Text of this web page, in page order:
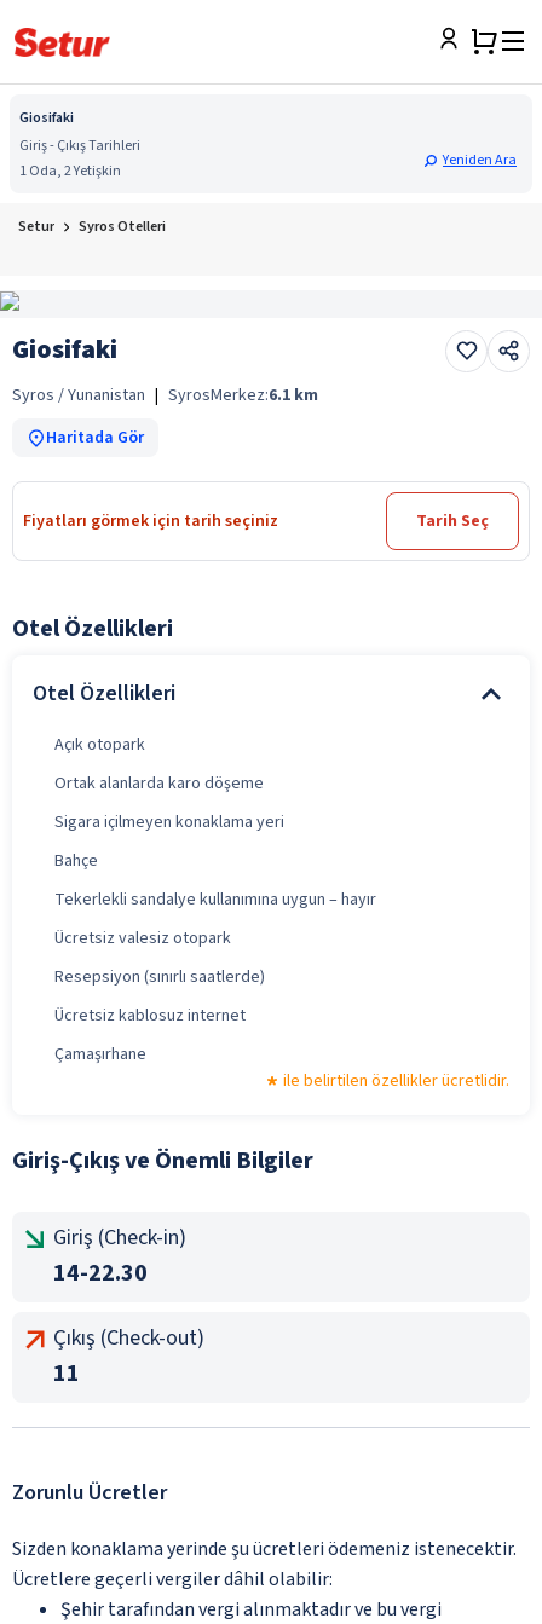
Giosifaki
Giriş - Çıkış Tarihleri
1 Oda, 2 Yetişkin
Yeniden Ara
Setur Syros Otelleri
Giosifaki
Syros / Yunanistan | SyrosMerkez:6.1 km
Haritada Gör
Fiyatları görmek için tarih seçiniz Tarih Seç
Otel Özellikleri
Otel Özellikleri
Açık otopark
Ortak alanlarda karo döşeme
Sigara içilmeyen konaklama yeri
Bahçe
Tekerlekli sandalye kullanımına uygun – hayır
Ücretsiz valesiz otopark
Resepsiyon (sınırlı saatlerde)
Ücretsiz kablosuz internet
Çamaşırhane
ile belirtilen özellikler ücretlidir.
Giriş-Çıkış ve Önemli Bilgiler
Giriş (Check-in)
14-22.30
Çıkış (Check-out)
11
Zorunlu Ücretler
Sizden konaklama yerinde şu ücretleri ödemeniz istenecektir.
Ücretlere geçerli vergiler dâhil olabilir:
Şehir tarafından vergi alınmaktadır ve bu vergi